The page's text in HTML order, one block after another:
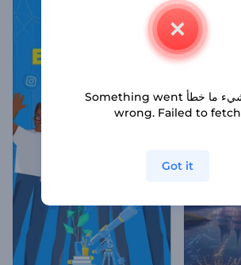
يوجد شيء ما خطأ Something went
wrong. Failed to fetch
Got it